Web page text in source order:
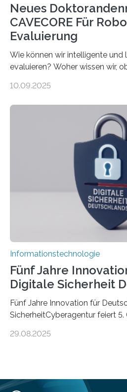
Neues
CAVECORE Für
Evaluierung
Wie können wir intelligente und
evaluieren? Woher wissen wir,
sich CAVECORE – ein neues
koordiniert wird. Ab dem 1.
über einen Zeitraum von vier
Promovierende im Rahmen von
kognitiven Robotern
die mittels Sensoren ihre
Informationen verarbeiten und
10.09.2025
Informationstechnologie
Fünf Jahre
Digitale Sicherheit
Fünf Jahre Innovation für
SicherheitCyberagentur feiert
ErfolgeDie Agentur für
Forschungsarbeit, politischen
29.08.2025